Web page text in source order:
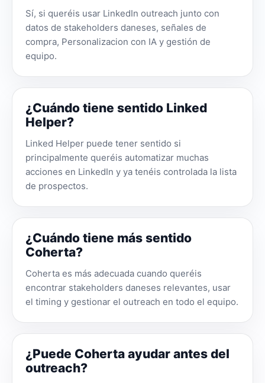
Sí, si queréis usar LinkedIn outreach junto con
datos de stakeholders daneses, señales de
compra, Personalizacion con IA y gestión de
equipo.
¿Cuándo tiene sentido Linked
Helper?
Linked Helper puede tener sentido si
principalmente queréis automatizar muchas
acciones en LinkedIn y ya tenéis controlada la lista
de prospectos.
¿Cuándo tiene más sentido
Coherta?
Coherta es más adecuada cuando queréis
encontrar stakeholders daneses relevantes, usar
el timing y gestionar el outreach en todo el equipo.
¿Puede Coherta ayudar antes del
outreach?